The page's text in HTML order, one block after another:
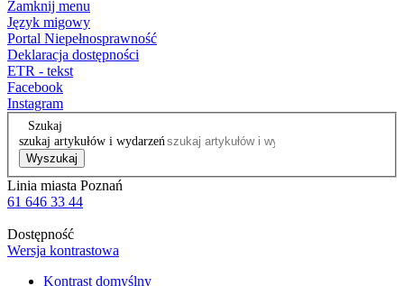
Zamknij menu
Język migowy
Portal Niepełnosprawność
Deklaracja dostępności
ETR - tekst
Facebook
Instagram
Szukaj
szukaj artykułów i wydarzeń
Wyszukaj
Linia miasta Poznań
61 646 33 44
Dostępność
Wersja kontrastowa
Kontrast domyślny